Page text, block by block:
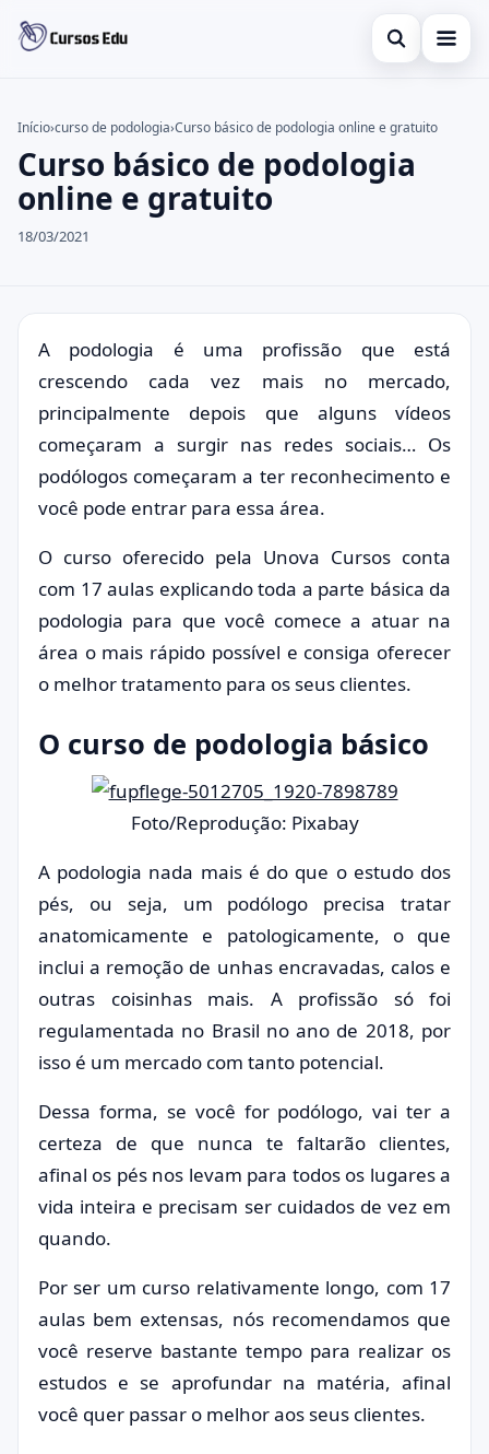
Abrir busca
Inglês
Idiomas
Buscar no site
Buscar por:
Pressione Enter para buscar ou ESC para fechar.
Início›curso de podologia›Curso básico de podologia online e gratuito
Curso básico de podologia
online e gratuito
18/03/2021
A podologia é uma profissão que está
crescendo cada vez mais no mercado,
principalmente depois que alguns vídeos
começaram a surgir nas redes sociais… Os
podólogos começaram a ter reconhecimento e
você pode entrar para essa área.
O curso oferecido pela Unova Cursos conta
com 17 aulas explicando toda a parte básica da
podologia para que você comece a atuar na
área o mais rápido possível e consiga oferecer
o melhor tratamento para os seus clientes.
O curso de podologia básico
Foto/Reprodução: Pixabay
A podologia nada mais é do que o estudo dos
pés, ou seja, um podólogo precisa tratar
anatomicamente e patologicamente, o que
inclui a remoção de unhas encravadas, calos e
outras coisinhas mais. A profissão só foi
regulamentada no Brasil no ano de 2018, por
isso é um mercado com tanto potencial.
Dessa forma, se você for podólogo, vai ter a
certeza de que nunca te faltarão clientes,
afinal os pés nos levam para todos os lugares a
vida inteira e precisam ser cuidados de vez em
quando.
Por ser um curso relativamente longo, com 17
aulas bem extensas, nós recomendamos que
você reserve bastante tempo para realizar os
estudos e se aprofundar na matéria, afinal
você quer passar o melhor aos seus clientes.